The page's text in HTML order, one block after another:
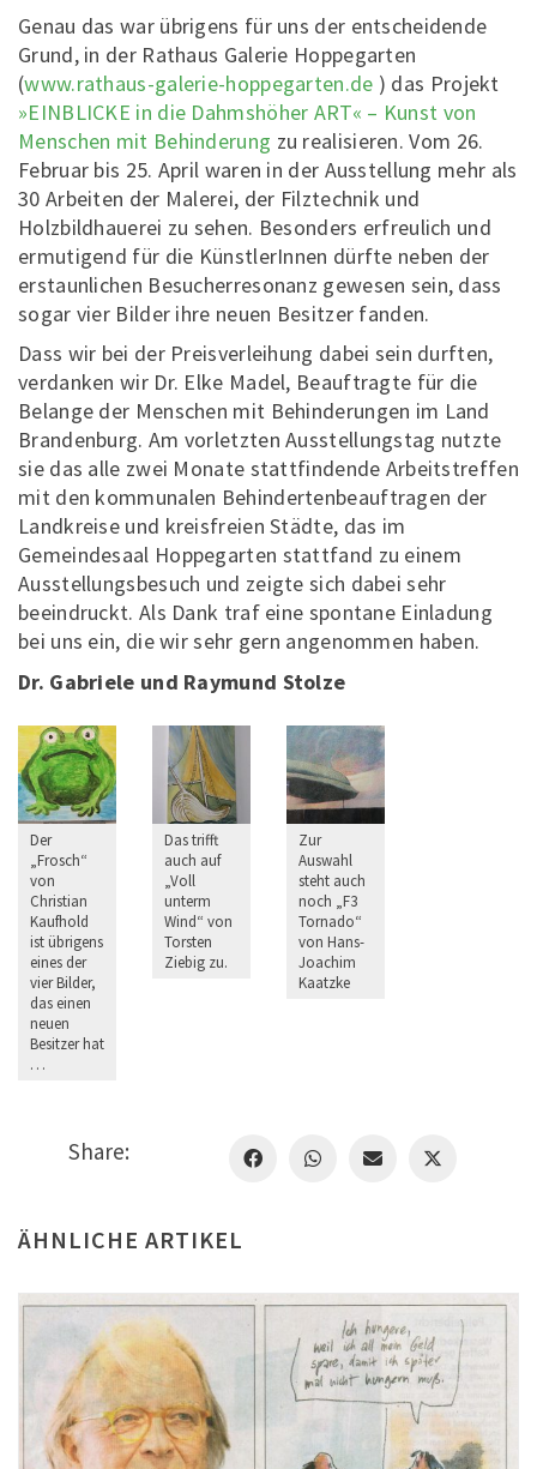
Genau das war übrigens für uns der entscheidende
Grund, in der Rathaus Galerie Hoppegarten
(www.rathaus-galerie-hoppegarten.de ) das Projekt
»EINBLICKE in die Dahmshöher ART« – Kunst von
Menschen mit Behinderung zu realisieren. Vom 26.
Februar bis 25. April waren in der Ausstellung mehr als
30 Arbeiten der Malerei, der Filztechnik und
Holzbildhauerei zu sehen. Besonders erfreulich und
ermutigend für die KünstlerInnen dürfte neben der
erstaunlichen Besucherresonanz gewesen sein, dass
sogar vier Bilder ihre neuen Besitzer fanden.
Dass wir bei der Preisverleihung dabei sein durften,
verdanken wir Dr. Elke Madel, Beauftragte für die
Belange der Menschen mit Behinderungen im Land
Brandenburg. Am vorletzten Ausstellungstag nutzte
sie das alle zwei Monate stattfindende Arbeitstreffen
mit den kommunalen Behindertenbeauftragen der
Landkreise und kreisfreien Städte, das im
Gemeindesaal Hoppegarten stattfand zu einem
Ausstellungsbesuch und zeigte sich dabei sehr
beeindruckt. Als Dank traf eine spontane Einladung
bei uns ein, die wir sehr gern angenommen haben.
Dr. Gabriele und Raymund Stolze
Der
„Frosch“
von
Christian
Kaufhold
ist übrigens
eines der
vier Bilder,
das einen
neuen
Besitzer hat
…
Das trifft
auch auf
„Voll
unterm
Wind“ von
Torsten
Ziebig zu.
Zur
Auswahl
steht auch
noch „F3
Tornado“
von Hans-
Joachim
Kaatzke
Share:
ÄHNLICHE ARTIKEL